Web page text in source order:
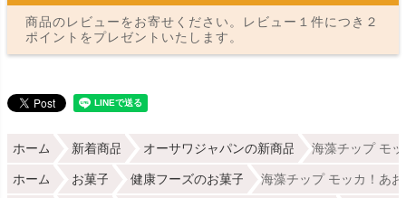
商品のレビューをお寄せください。レビュー１件につき２
ポイントをプレゼントいたします。
ホーム 新着商品 オーサワジャパンの新商品 海藻チップ モ
ホーム お菓子 健康フーズのお菓子 海藻チップ モッカ！あ